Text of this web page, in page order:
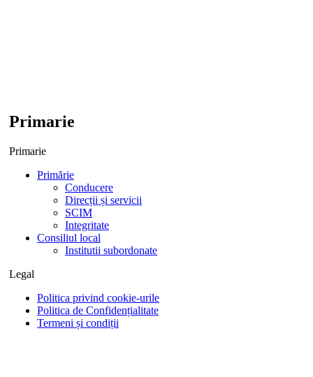
Primarie
Primarie
Primărie
Conducere
Direcții și servicii
SCIM
Integritate
Consiliul local
Institutii subordonate
Legal
Politica privind cookie-urile
Politica de Confidențialitate
Termeni și condiții